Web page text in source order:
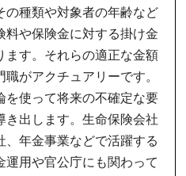
の種類や対象者の年齢など
料や保険金に対する掛け金
ます。それらの適正な金額
職がアクチュアリーです。
を使って将来の不確定な要
き出します。生命保険会社
、年金事業などで活躍する
運用や官公庁にも関わって